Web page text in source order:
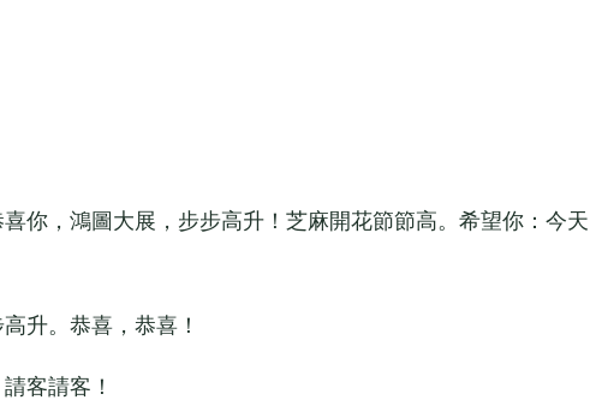
，鴻圖大展，步步高升！芝麻開花節節高。希望你：今天
升。恭喜，恭喜！
客請客！